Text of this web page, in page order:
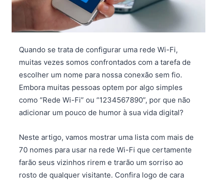
Quando se trata de configurar uma rede Wi-Fi,
muitas vezes somos confrontados com a tarefa de
escolher um nome para nossa conexão sem fio.
Embora muitas pessoas optem por algo simples
como “Rede Wi-Fi” ou “1234567890”, por que não
adicionar um pouco de humor à sua vida digital?
Neste artigo, vamos mostrar uma lista com mais de
70 nomes para usar na rede Wi-Fi que certamente
farão seus vizinhos rirem e trarão um sorriso ao
rosto de qualquer visitante. Confira logo de cara